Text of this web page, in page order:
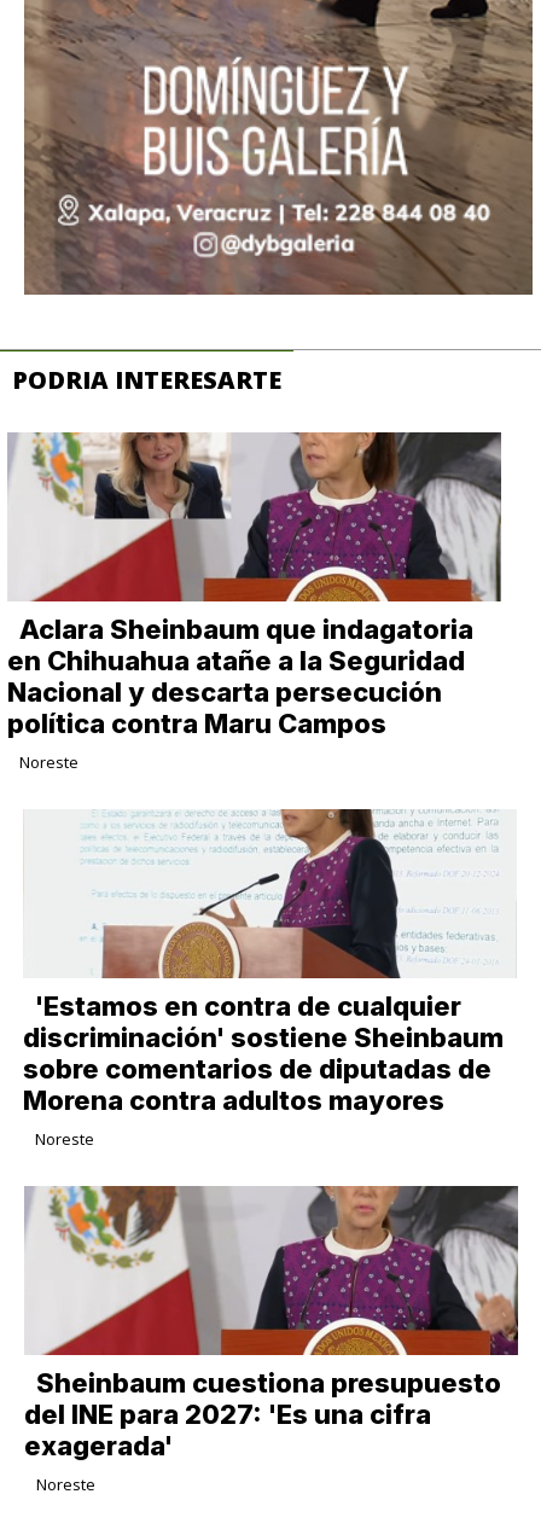
PODRIA INTERESARTE
Aclara Sheinbaum que indagatoria
en Chihuahua atañe a la Seguridad
Nacional y descarta persecución
política contra Maru Campos
Noreste
'Estamos en contra de cualquier
discriminación' sostiene Sheinbaum
sobre comentarios de diputadas de
Morena contra adultos mayores
Noreste
Sheinbaum cuestiona presupuesto
del INE para 2027: 'Es una cifra
exagerada'
Noreste